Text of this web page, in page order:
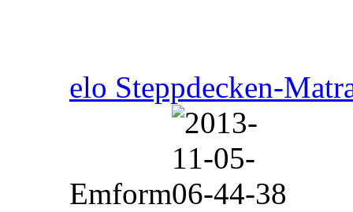
elo Steppdecken-
Emform